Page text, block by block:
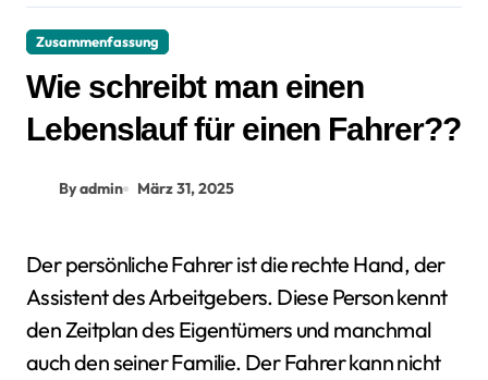
Zusammenfassung
Wie schreibt man einen
Lebenslauf für einen Fahrer??
By admin März 31, 2025
Der persönliche Fahrer ist die rechte Hand, der
Assistent des Arbeitgebers. Diese Person kennt
den Zeitplan des Eigentümers und manchmal
auch den seiner Familie. Der Fahrer kann nicht